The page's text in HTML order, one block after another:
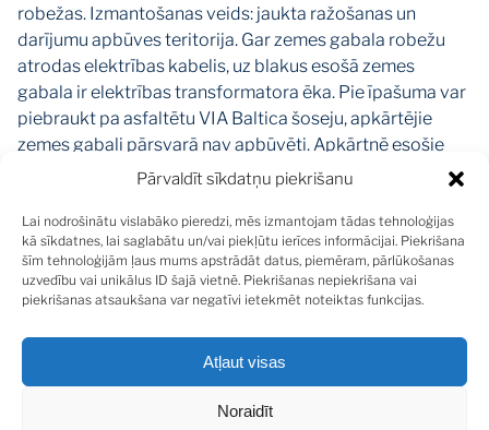
Pārvaldīt sīkdatņu piekrišanu
Lai nodrošinātu vislabāko pieredzi, mēs izmantojam tādas tehnoloģijas
kā sīkdatnes, lai saglabātu un/vai piekļūtu ierīces informācijai. Piekrišana
šīm tehnoloģijām ļaus mums apstrādāt datus, piemēram, pārlūkošanas
uzvedību vai unikālus ID šajā vietnē. Piekrišanas nepiekrišana vai
piekrišanas atsaukšana var negatīvi ietekmēt noteiktas funkcijas.
Atļaut visas
Noraidīt
robežas. Izmantošanas veids: jaukta ražošanas un
darījumu apbūves teritorija. Gar zemes gabala robežu
atrodas elektrības kabelis, uz blakus esošā zemes
gabala ir elektrības transformatora ēka. Pie īpašuma var
piebraukt pa asfaltētu VIA Baltica šoseju, apkārtējie
zemes gabali pārsvarā nav apbūvēti. Apkārtnē esošie
īpašumi ir ar komercrakstura (benzīntanks), loģistikas
nepieciešamie infrastruktūras objekti atrodas Ķekavas
centrālajā daļā ~ 1,5 km attālumā no īpašuma.
SHARE